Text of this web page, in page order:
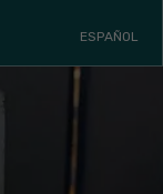
ESPAÑOL